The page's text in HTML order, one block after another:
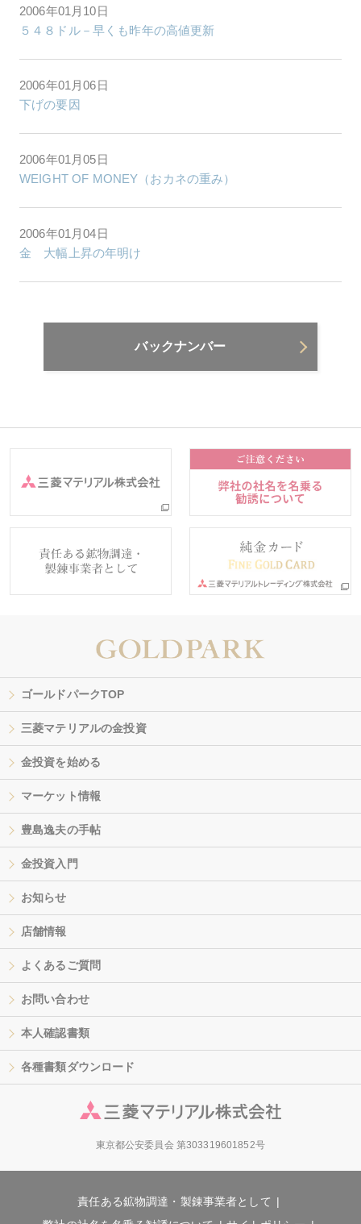
2006年01月10日
５４８ドル－早くも昨年の高値更新
2006年01月06日
下げの要因
2006年01月05日
WEIGHT OF MONEY（おカネの重み）
2006年01月04日
金 大幅上昇の年明け
バックナンバー
ゴールドパークTOP
三菱マテリアルの金投資
金投資を始める
マーケット情報
豊島逸夫の手帖
金投資入門
お知らせ
店舗情報
よくあるご質問
お問い合わせ
本人確認書類
各種書類ダウンロード
東京都公安委員会 第303319601852号
責任ある鉱物調達・製錬事業者として